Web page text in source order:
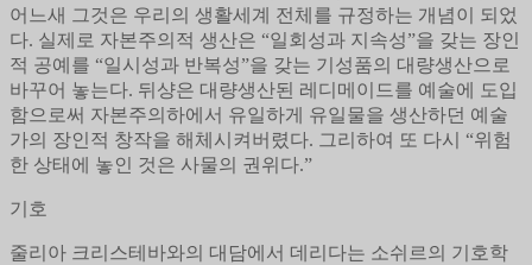
어느새 그것은 우리의 생활세계 전체를 규정하는 개념이 되었
다. 실제로 자본주의적 생산은 “일회성과 지속성”을 갖는 장인
적 공예를 “일시성과 반복성”을 갖는 기성품의 대량생산으로
바꾸어 놓는다. 뒤샹은 대량생산된 레디메이드를 예술에 도입
함으로써 자본주의하에서 유일하게 유일물을 생산하던 예술
가의 장인적 창작을 해체시켜버렸다. 그리하여 또 다시 “위험
한 상태에 놓인 것은 사물의 권위다.”
기호
줄리아 크리스테바와의 대담에서 데리다는 소쉬르의 기호학